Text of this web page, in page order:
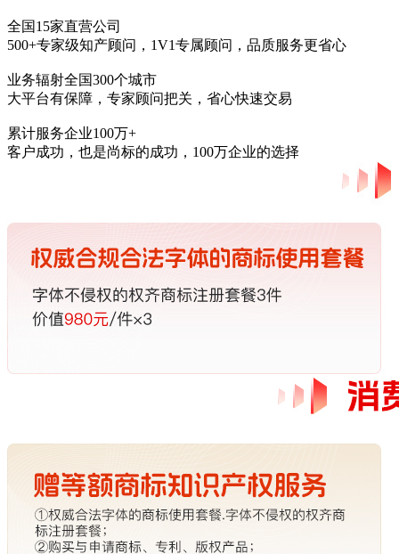
全国15家直营公司
500+专家级知产顾问，1V1专属顾问，品质服务更省心
业务辐射全国300个城市
大平台有保障，专家顾问把关，省心快速交易
累计服务企业100万+
客户成功，也是尚标的成功，100万企业的选择